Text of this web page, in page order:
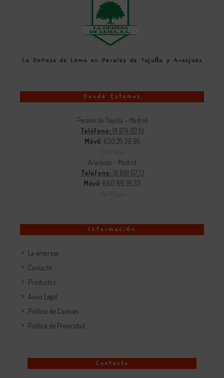
La Dehesa de Lema en Perales de Tajuña y Aranjuez
Donde Estamos
Perales de Tajuña - Madrid
Teléfono: 91 874 82 19
Móvil:630 25 39 85
Aranjuez - Madrid
Teléfono:91 891 67 13
Móvil: 660 89 35 33
Información
La empresa
Contacto
Productos
Aviso Legal
Política de Cookies
Política de Privacidad
Contacto